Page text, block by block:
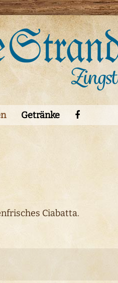
Getränke
Ciabatta.